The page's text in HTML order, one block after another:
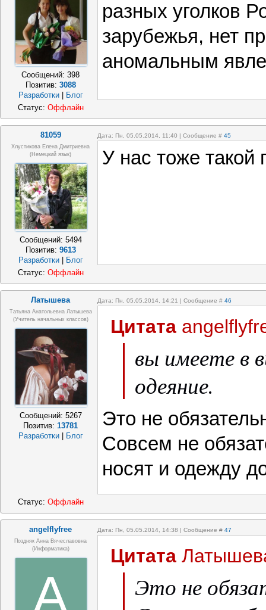
Сообщений:398
Позитив: 3088
Разработки | Блог
разных уголков
зарубежья, нет
аномальным
Статус: Оффлайн
81059 Дата: Пн, 05.05.2014, 11:40 | Сообщение # 45
Хлустикова Елена Дмитриевна
(немецкий язык)
Сообщений: 5494
Позитив: 9613
Разработки
Блог
У нас тоже такой
Статус: Оффлайн
Латышева Дата: Пн, 05.05.2014, 14:21 | Сообщение # 46
Татьяна Анатольевна Латышева
(учитель начальных классов)
Сообщений: 5267
Позитив:13781
Разработки
Блог
Цитата
вы имеете в
одеяние.
Это не
Совсем не
носят и одежду
Статус: Оффлайн
angelflyfree Дата: Пн, 05.05.2014, 14:38 | Сообщение # 47
Поздняк Анна Вячеславовна
(информатика)
A
Цитата
Это не